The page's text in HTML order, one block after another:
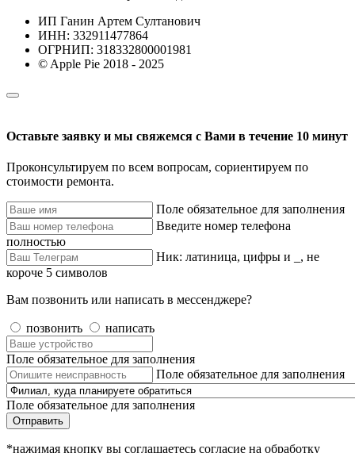
ИП Ганин Артем Султанович
ИНН: 332911477864
ОГРНИП: 318332800001981
© Apple Pie 2018 - 2025
Оставьте заявку и мы свяжемся с Вами в течение 10 минут
Проконсультируем по всем вопросам, сориентируем по
стоимости ремонта.
Поле обязательное для заполнения
Введите номер телефона
полностью
Ник: латиница, цифры и _, не
короче 5 символов
Вам позвонить или написать в мессенджере?
позвонить написать
Поле обязательное для заполнения
Поле обязательное для заполнения
Поле обязательное для заполнения
Отправить
*нажимая кнопку вы соглашаетесь согласие на обработку